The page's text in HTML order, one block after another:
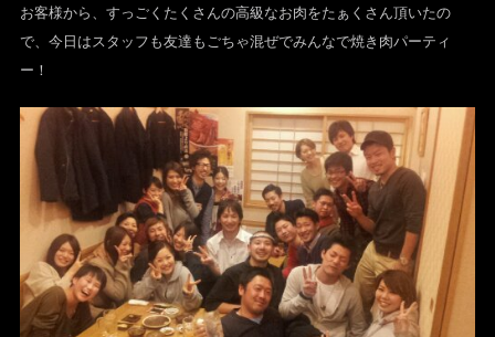
お客様から、すっごくたくさんの高級なお肉をたぁくさん頂いたの
で、今日はスタッフも友達もごちゃ混ぜでみんなで焼き肉パーティ
ー！